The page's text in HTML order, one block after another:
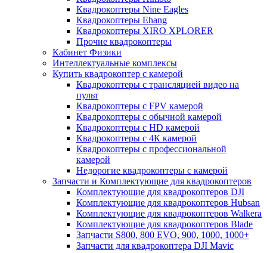
Квадрокоптеры Nine Eagles
Квадрокоптеры Ehang
Квадрокоптеры XIRO XPLORER
Прочие квадрокоптеры
Кабинет Физики
Интеллектуальные комплексы
Купить квадрокоптер с камерой
Квадрокоптеры с трансляцией видео на
пульт
Квадрокоптеры с FPV камерой
Квадрокоптеры с обычной камерой
Квадрокоптеры с HD камерой
Квадрокоптеры с 4К камерой
Квадрокоптеры с профессиональной
камерой
Недорогие квадрокоптеры с камерой
Запчасти и Комплектующие для квадрокоптеров
Комплектующие для квадрокоптеров DJI
Комплектующие для квадрокоптеров Hubsan
Комплектующие для квадрокоптеров Walkera
Комплектующие для квадрокоптеров Blade
Запчасти S800, 800 EVO, 900, 1000, 1000+
Запчасти для квадрокоптера DJI Mavic